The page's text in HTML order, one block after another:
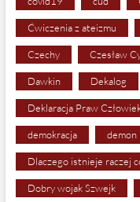
Ćwiczenia z ateizmu
Czechy Czesław
Dawkin Dekalog
Deklaracja Praw
demokracja demon
Dlaczego istnieje raczej
Dobry wojak Szwejk